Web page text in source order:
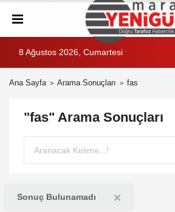
8 Ağustos 2026, Cumartesi
Ana Sayfa Arama Sonuçları fas
"fas" Arama Sonuçları
Sonuç Bulunamadı ×